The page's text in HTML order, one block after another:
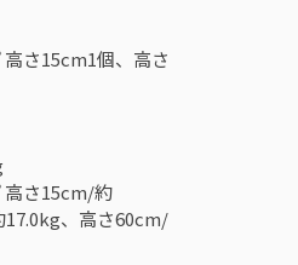
さ15cm1個、高さ
高さ15cm/約
、高さ60cm/